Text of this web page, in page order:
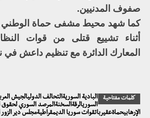
صفوف المدنيين.
كما شهد محيط مشفى حماة الوطني
أثناء تشييع قتلى من قوات
المعارك الدائرة مع تنظيم داعش في
كلمات مفتاحية
البادية السوريةالتحالف الدوليالجيش
السوريالرقةالسخنةالمرصد السوري
الإرهابيحماةعقيرباتقوات سوريا الديمقراطيةمجلس دير